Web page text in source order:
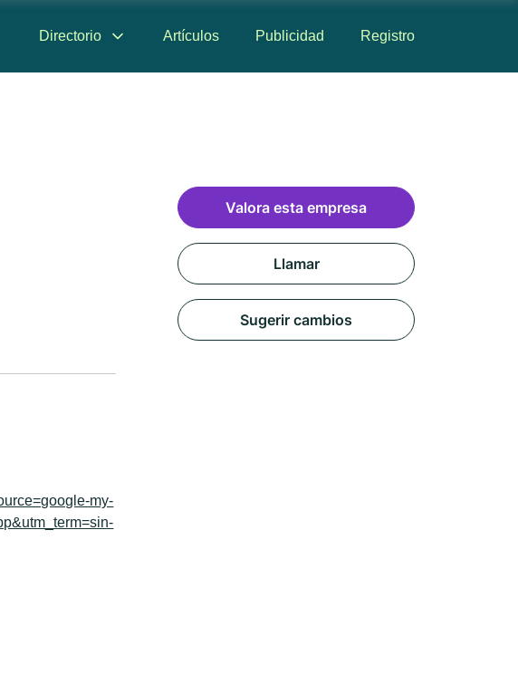
Directorio Artículos Publicidad Registro
my-
Valora esta empresa
Llamar
Sugerir cambios